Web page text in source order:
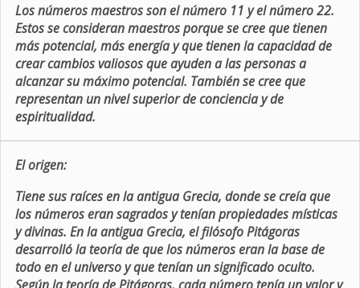
Los números maestros son el número 11 y el número 22.
Estos se consideran maestros porque se cree que tienen
más potencial, más energía y que tienen la capacidad de
crear cambios valiosos que ayuden a las personas a
alcanzar su máximo potencial. También se cree que
representan un nivel superior de conciencia y de
espiritualidad.
El origen:
Tiene sus raíces en la antigua Grecia, donde se creía que
los números eran sagrados y tenían propiedades místicas
y divinas. En la antigua Grecia, el filósofo Pitágoras
desarrolló la teoría de que los números eran la base de
todo en el universo y que tenían un significado oculto.